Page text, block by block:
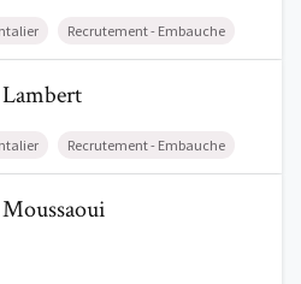
Recrutement - Embauche
Lambert
Lambert
Recrutement - Embauche
Moussaoui
Moussaoui